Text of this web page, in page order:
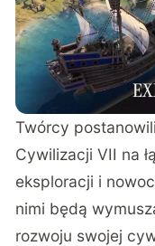
Twórcy
Cywilizacji VII na
eksploracji i
nimi będą
rozwoju swojej